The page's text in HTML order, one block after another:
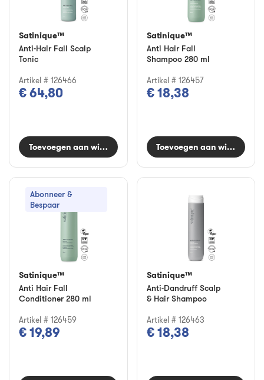
Satinique™
Anti-Hair Fall Scalp
Tonic
Artikel # 126466
€ 64,80
Toevoegen aan winkelwagen
Satinique™
Anti Hair Fall
Shampoo 280 ml
Artikel # 126457
€ 18,38
Toevoegen aan
Abonneer &
Bespaar
Satinique™
Anti Hair Fall
Conditioner 280 ml
Artikel # 126459
€ 19,89
Satinique™
Anti-Dandruff Scalp
& Hair Shampoo
Artikel # 126463
€ 18,38